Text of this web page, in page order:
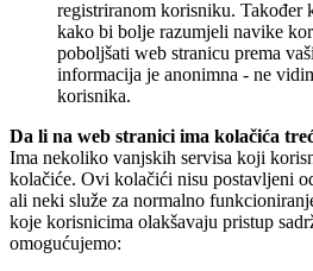
registriranom korisniku. Također
kako bi bolje razumjeli navike
poboljšati web stranicu prema
informacija je anonimna - ne
korisnika.
Da li na web stranici ima kolačića
Ima nekoliko vanjskih servisa koji
kolačiće. Ovi kolačići nisu postavljeni
ali neki služe za normalno
koje korisnicima olakšavaju pristup
omogućujemo: